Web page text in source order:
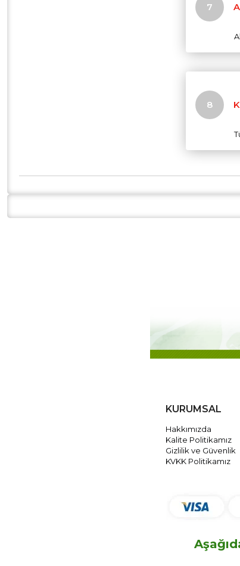
KURUMSAL
Hakkımızda
Kalite Politikamız
Gizlilik ve Güvenlik
KVKK Politikamız